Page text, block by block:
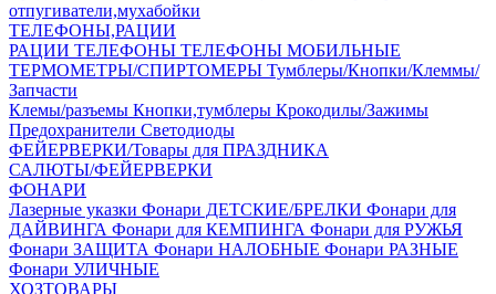
отпугиватели,мухабойки
ТЕЛЕФОНЫ,РАЦИИ
РАЦИИ ТЕЛЕФОНЫ ТЕЛЕФОНЫ МОБИЛЬНЫЕ
ТЕРМОМЕТРЫ/СПИРТОМЕРЫ Тумблеры/Кнопки/Клеммы/
Запчасти
Клемы/разъемы Кнопки,тумблеры Крокодилы/Зажимы
Предохранители Светодиоды
ФЕЙЕРВЕРКИ/Товары для ПРАЗДНИКА
САЛЮТЫ/ФЕЙЕРВЕРКИ
ФОНАРИ
Лазерные указки Фонари ДЕТСКИЕ/БРЕЛКИ Фонари для
ДАЙВИНГА Фонари для КЕМПИНГА Фонари для РУЖЬЯ
Фонари ЗАЩИТА Фонари НАЛОБНЫЕ Фонари РАЗНЫЕ
Фонари УЛИЧНЫЕ
ХОЗТОВАРЫ